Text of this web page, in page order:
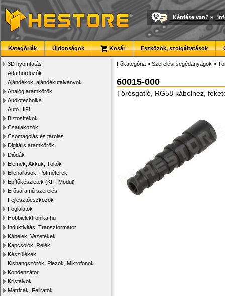
Kérdése van? »
Kategóriák Újdonságok Kosár Eszközök, szolgáltatások
3D nyomtatás
Adathordozók
Ajándékok, ajándékutalványok
Analóg áramkörök
Audiotechnika
Autó HiFi
Biztosítékok
Csatlakozók
Csomagolás és tárolás
Digitális áramkörök
Diódák
Elemek, Akkuk, Töltők
Ellenállások, Potméterek
Építőkészletek (KIT, Modul)
Erősáramú szerelés
Fejlesztőeszközök
Foglalatok
Hobbielektronika.hu
Induktivitás, Transzformátor
Kábelek, Vezetékek
Kapcsolók, Relék
Készülékek
Kishangszórók, Piezók, Mikrofonok
Kondenzátor
Kristályok
Matricák, Feliratok
Főkategória » Szerelési segédanyagok »
60015-000
Törésgátló, RG58 kábelhez,